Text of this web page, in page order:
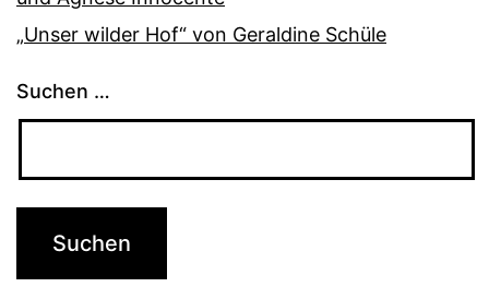
„Unser wilder Hof“ von Geraldine Schüle
Suchen …